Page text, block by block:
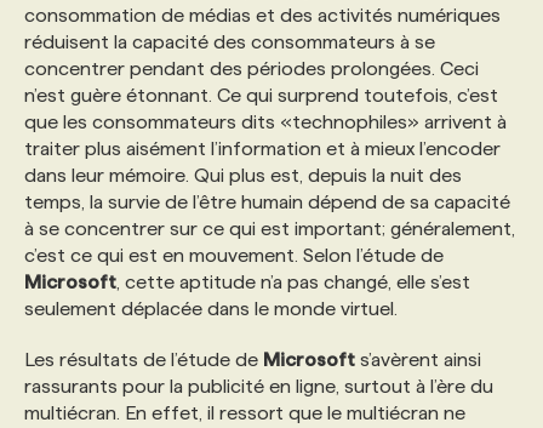
NOS AUTEUR‧RICES
POURQUOI CHOISIR NOS FORMATIONS
NOS TARIFS
PROGRAMMES DE SUBVENTIONS
ANNONCEZ AVEC NOUS
FAQ
ANNONCEZ AVEC NOUS
consommation de médias et des activités numériques
réduisent la capacité des consommateurs à se
concentrer pendant des périodes prolongées. Ceci
n’est guère étonnant. Ce qui surprend toutefois, c’est
que les consommateurs dits «technophiles» arrivent à
traiter plus aisément l’information et à mieux l’encoder
dans leur mémoire. Qui plus est, depuis la nuit des
temps, la survie de l’être humain dépend de sa capacité
à se concentrer sur ce qui est important; généralement,
c’est ce qui est en mouvement. Selon l’étude de
Microsoft , cette aptitude n’a pas changé, elle s’est
seulement déplacée dans le monde virtuel.
Les résultats de l’étude de Microsoft s’avèrent ainsi
rassurants pour la publicité en ligne, surtout à l’ère du
multiécran. En effet, il ressort que le multiécran ne